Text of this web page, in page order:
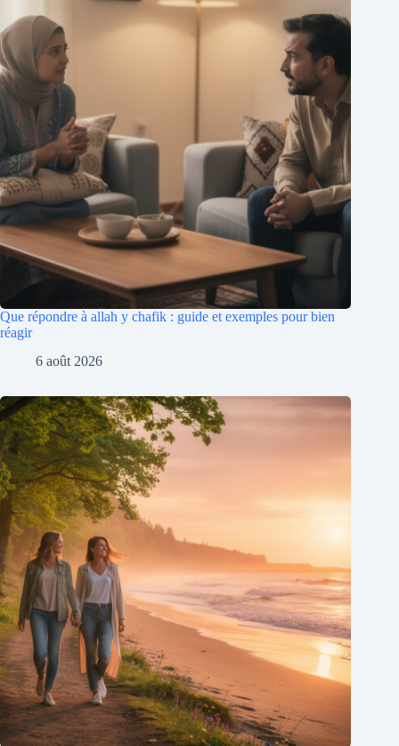
Que répondre à allah y chafik : guide et exemples pour bien
réagir
6 août 2026